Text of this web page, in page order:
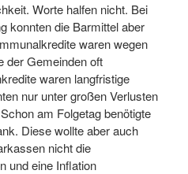
Worte halfen nicht. Bei
konnten die Barmittel aber
waren wegen
der Gemeinden oft
waren langfristige
nur unter großen Verlusten
am Folgetag benötigte
Diese wollte aber auch
nicht die
und eine Inflation